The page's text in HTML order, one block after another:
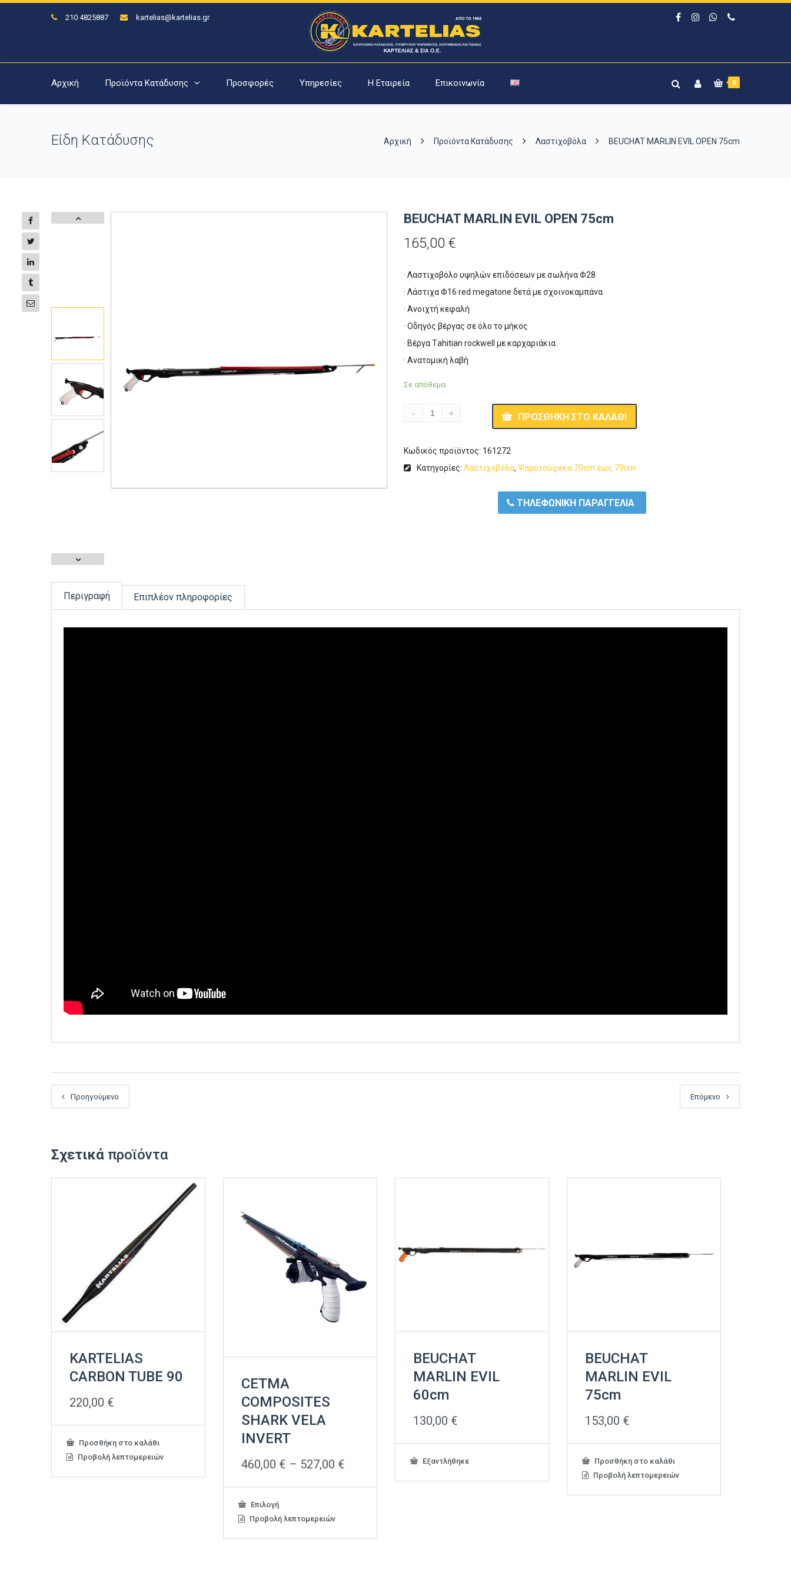
210 4825887 kartelias@kartelias.gr
0
Αρχική Προϊόντα Κατάδυσης Προσφορές Υπηρεσίες Η Εταιρεία Επικοινωνία
Είδη Κατάδυσης Αρχική Προϊόντα Κατάδυσης Λαστιχοβόλα BEUCHAT MARLIN EVIL OPEN 75cm
BEUCHAT MARLIN EVIL OPEN 75cm
165,00€
· Λαστιχοβόλο υψηλών επιδόσεων με σωλήνα Φ28
· Λάστιχα Φ16 red megatone δετά με σχοινοκαμπάνα
· Ανοιχτή κεφαλή
· Οδηγός βέργας σε όλο το μήκος
· Βέργα Τahitian rockwell με καρχαριάκια
· Ανατομική λαβή
Σε απόθεμα
ΠΡΟΣΘΉΚΗ ΣΤΟ ΚΑΛΆΘΙ
Κωδικός προϊόντος: 161272
Κατηγορίες:Λαστιχοβόλα,Ψαροτούφεκα 70cm έως 79cm
ΤΗΛΕΦΩΝΙΚΗ ΠΑΡΑΓΓΕΛΙΑ
Περιγραφή Επιπλέον πληροφορίες
Προηγούμενο Επόμενο
Σχετικά προϊόντα
KARTELIAS
CARBON TUBE 90
220,00 €
Προσθήκη στο καλάθι
Προβολή λεπτομερειών
CETMA
COMPOSITES
SHARK VELA
INVERT
460,00 € – 527,00 €
460,00 €
ΕπιλογήΑυτό
το
προϊόν
έχει
Προβολή λεπτομερειών
BEUCHAT
MARLIN EVIL
60cm
130,00 €
Εξαντλήθηκε
BEUCHAT
MARLIN EVIL
75cm
153,00 €
Προσθήκη στο καλάθι
Προβολή λεπτομερειών